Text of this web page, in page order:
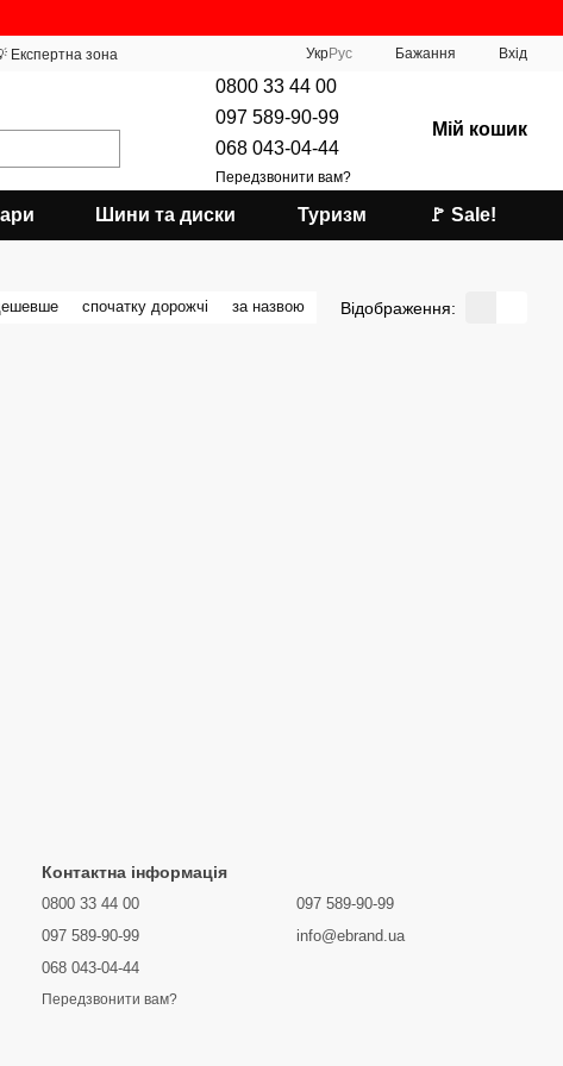
Експертна зона УкрРус Бажання Вхід
0800 33 44 00
097 589-90-99
068 043-04-44
Передзвонити вам?
Мій кошик
Шини та диски Туризм 🚩 Sale!
спочатку дорожчі за назвою Відображення:
Контактна інформація
0800 33 44 00
097 589-90-99
068 043-04-44
Передзвонити вам?
097 589-90-99
info@ebrand.ua